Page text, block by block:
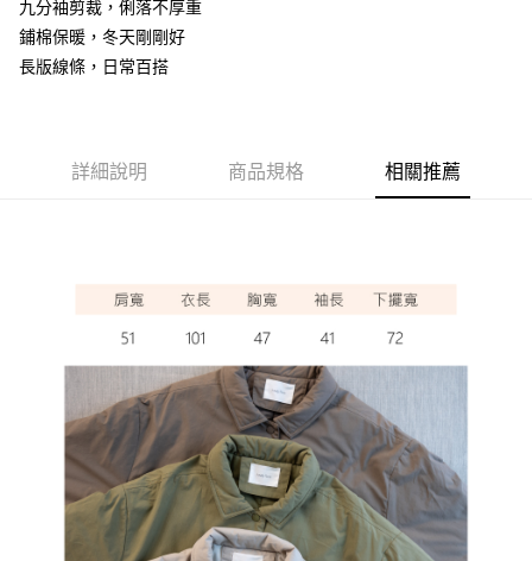
悠遊付
全家取貨付款
每筆NT$60，滿NT$1,000(含以上)免運費
每筆NT$80，滿NT$1,000(含以上)免運費
九分袖剪裁，俐落不厚重
鋪棉保暖，冬天剛剛好
長版線條，日常百搭
詳細說明 商品規格 相關推薦